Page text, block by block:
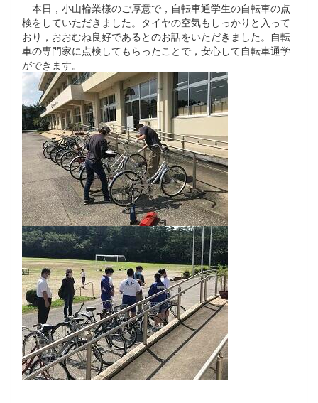
本日，小山輪業様のご厚意で，自転車通学生の自転車の点
検をしていただきました。タイヤの空気もしっかりと入って
おり，おおむね良好であるとのお話をいただきました。自転
車の専門家に点検してもらったことで，安心して自転車通学
ができます。